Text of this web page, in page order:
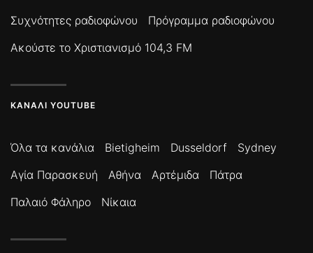
Συχνότητες ραδιοφώνου
Πρόγραμμα ραδιοφώνου
Ακούστε το Χριστιανισμό 104,3 FM
ΚΑΝΆΛΙ YOUTUBE
Όλα τα κανάλια Bietigheim Dusseldorf
Sydney
Αγία Παρασκευή
Αθήνα Αρτέμιδα
Πάτρα
Παλαιό Φάληρο
Νίκαια